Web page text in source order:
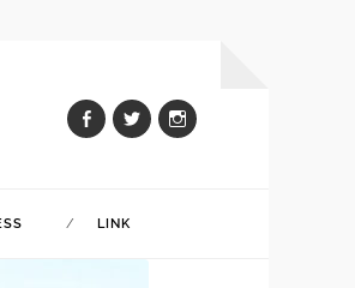
LINK